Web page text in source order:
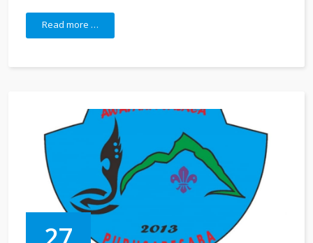
Read more …